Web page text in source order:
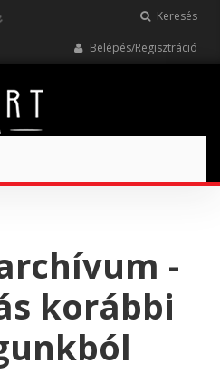
Keresés
Belépés/Regisztráció
-
korábbi